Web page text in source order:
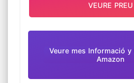
Veure mes Informació
Amazon
VEURE PREU